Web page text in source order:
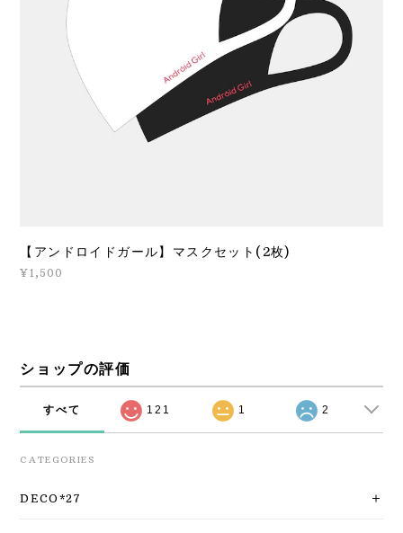
【アンドロイドガール】マスクセット(2枚)
¥1,500
ショップの評価
すべて 121 1 2
CATEGORIES
DECO*27